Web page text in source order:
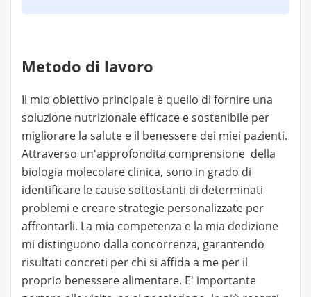
Metodo di lavoro
Il mio obiettivo principale è quello di fornire una
soluzione nutrizionale efficace e sostenibile per
migliorare la salute e il benessere dei miei pazienti.
Attraverso un'approfondita comprensione della
biologia molecolare clinica, sono in grado di
identificare le cause sottostanti di determinati
problemi e creare strategie personalizzate per
affrontarli. La mia competenza e la mia dedizione
mi distinguono dalla concorrenza, garantendo
risultati concreti per chi si affida a me per il
proprio benessere alimentare. E' importante